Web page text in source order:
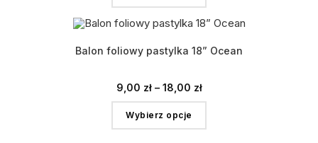
Balon foliowy pastylka 18” Ocean
9,00 zł – 18,00 zł
Wybierz opcje